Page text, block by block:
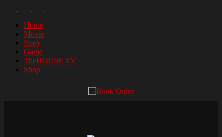
Home
Movie
Story
Game
TheHOUSE TV
Shop